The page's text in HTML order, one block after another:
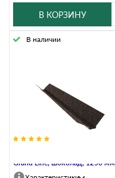
В КОРЗИНУ
Grand Line, шоколад, 1250 мм
В наличии